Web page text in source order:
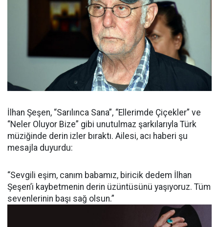
İlhan Şeşen, “Sarılınca Sana”, “Ellerimde Çiçekler” ve
“Neler Oluyor Bize” gibi unutulmaz şarkılarıyla Türk
müziğinde derin izler bıraktı. Ailesi, acı haberi şu
mesajla duyurdu:
“Sevgili eşim, canım babamız, biricik dedem İlhan
Şeşen’i kaybetmenin derin üzüntüsünü yaşıyoruz. Tüm
sevenlerinin başı sağ olsun.”